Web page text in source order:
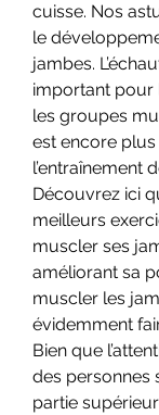
cuisse. Nos
le
jambes.
important pour
les groupes
est encore
l’entraînement
Découvrez ici
meilleurs
muscler ses
améliorant sa
muscler les
évidemment
Bien que
des personnes
partie